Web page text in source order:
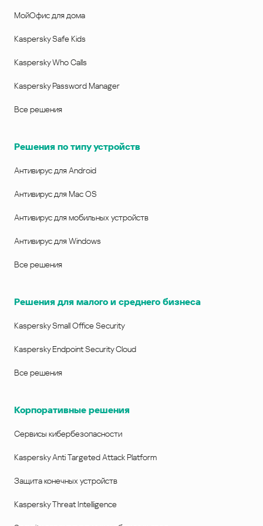
МойОфис для дома
Kaspersky Safe Kids
Kaspersky Who Calls
Kaspersky Password Manager
Все решения
Решения по типу устройств
Антивирус для Android
Антивирус для Mac OS
Антивирус для мобильных устройств
Антивирус для Windows
Все решения
Решения для малого и среднего бизнеса
Kaspersky Small Office Security
Kaspersky Endpoint Security Cloud
Все решения
Корпоративные решения
Сервисы кибербезопасности
Kaspersky Anti Targeted Attack Platform
Защита конечных устройств
Kaspersky Threat Intelligence